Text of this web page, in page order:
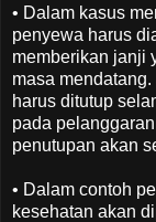
• Dalam kasus
penyewa harus
memberikan janji
masa
harus ditutup
pada
penutupan akan
• Dalam contoh
kesehatan akan